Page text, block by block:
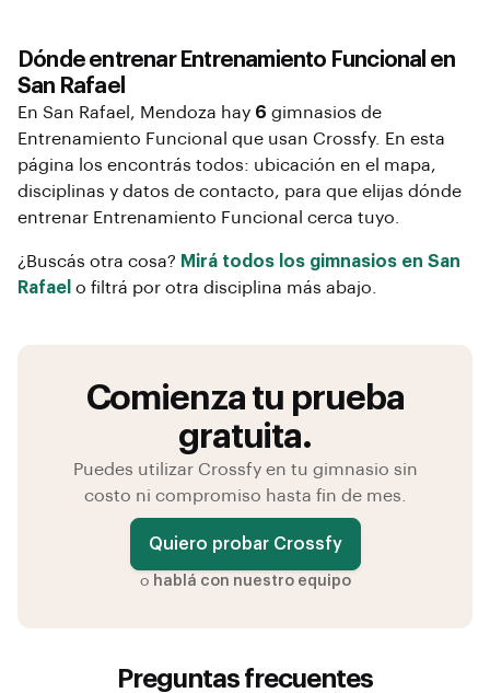
Dónde entrenar Entrenamiento Funcional en
San Rafael
En San Rafael , Mendoza hay 6 gimnasios de
Entrenamiento Funcional que usan Crossfy. En esta
página los encontrás todos: ubicación en el mapa,
disciplinas y datos de contacto, para que elijas dónde
entrenar Entrenamiento Funcional cerca tuyo.
¿Buscás otra cosa? Mirá todos los gimnasios en San
Rafael o filtrá por otra disciplina más abajo.
Comienza tu prueba
gratuita.
Puedes utilizar Crossfy en tu gimnasio sin
costo ni compromiso hasta fin de mes.
Quiero probar Crossfy
o hablá con nuestro equipo
Preguntas frecuentes